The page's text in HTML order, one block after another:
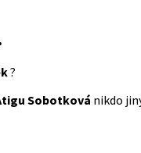
?
Sobotková nikdo